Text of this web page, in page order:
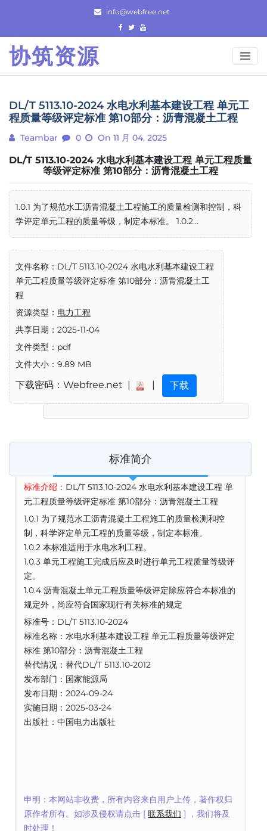
content
info@webfree.net
协筑资源
DL/T 5113.10-2024 水电水利基本建设工程 单元工
程质量等级评定标准 第10部分：沥青混凝土工程
Teambar 0 On 11 月 04, 2025
DL/T 5113.10-2024 水电水利基本建设工程 单元工程质量
等级评定标准 第10部分：沥青混凝土工程
1.0.1 为了规范水工沥青混凝土工程施工的质量检测和控制，科
学评定单元工程的质量等级，制定本标准。 1.0.2...
文件名称：DL/T 5113.10-2024 水电水利基本建设工程
单元工程质量等级评定标准 第10部分：沥青混凝土工
程
资源类型： 电力工程
共享日期：2025-11-04
文件类型：pdf
文件大小：9.89 MB
下载密码：Webfree.net | | 下载
标准简介
标准介绍： DL/T 5113.10-2024 水电水利基本建设工程 单
元工程质量等级评定标准 第10部分：沥青混凝土工程
1.0.1 为了规范水工沥青混凝土工程施工的质量检测和控
制，科学评定单元工程的质量等级，制定本标准。
1.0.2 本标准适用于水电水利工程。
1.0.3 单元工程施工完成后应及时进行单元工程质量等级评
定。
1.0.4 沥青混凝土单元工程质量等级评定除应符合本标准的
规定外，尚应符合国家现行有关标准的规定
标准号：DL/T 5113.10-2024
标准名称：水电水利基本建设工程 单元工程质量等级评定
标准 第10部分：沥青混凝土工程
替代情况：替代DL/T 5113.10-2012
发布部门：国家能源局
发布日期：2024-09-24
实施日期：2025-03-24
出版社：中国电力出版社
申明：本网站非收费，所有内容来自用户上传，著作权归
原作者所有。如涉及侵权请点击 [ 联系我们 ] ，我们将及
时处理！